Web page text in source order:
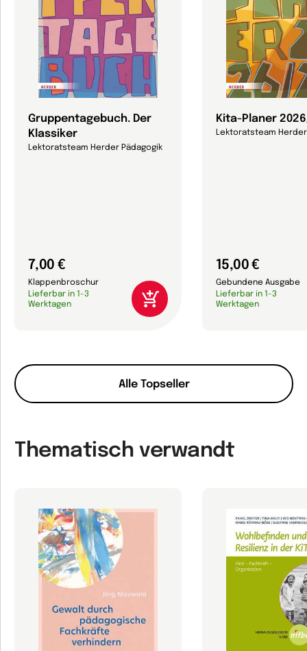
Alle Topseller
Gruppentagebuch. Der
Klassiker
Lektoratsteam Herder Pädagogik
7,00 €
Klappenbroschur
Lieferbar in 1-3
Werktagen
Kita-Planer
Lektoratsteam Herder
15,00 €
Gebundene Ausgabe
Lieferbar in 1-3
Werktagen
Thematisch verwandt